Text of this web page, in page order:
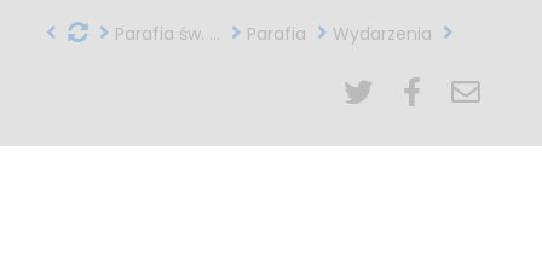
Parafia św. Jadwigi w Krakowie Parafia Wydarzenia